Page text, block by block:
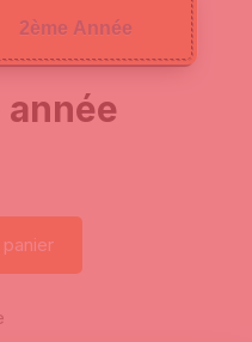
2ème Année
année